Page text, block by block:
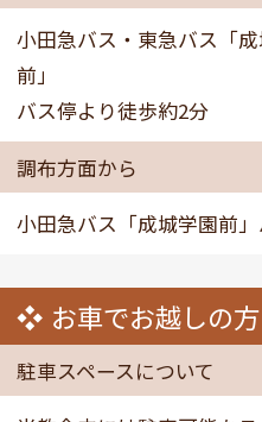
小田急バス・東急バス「
前」
バス停より徒歩約2分
調布方面から
小田急バス「成城学園前
お車でお越しの方
駐車スペースについて